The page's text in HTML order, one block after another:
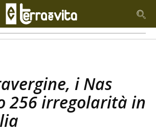
i Nas
256 irregolarità in